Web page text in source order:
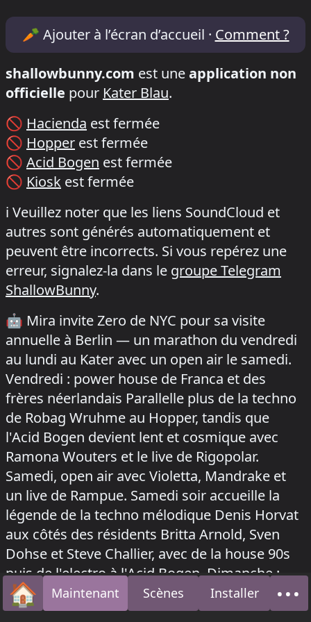
Lineup & Timetable for Mira presents:
🥕 Ajouter à l’écran d’accueil · Comment ?
shallowbunny.com est uneapplication non
officielle pour Kater Blau.
🚫 Hacienda est fermée
🚫 Hopper est fermée
🚫 Acid Bogen est fermée
🚫 Kiosk est fermée
ℹ️ Veuillez noter que les liens SoundCloud et
autres sont générés automatiquement et
peuvent être incorrects. Si vous repérez une
erreur, signalez-la dans le groupe Telegram
ShallowBunny.
🤖 Mira invite Zero de NYC pour sa visite
annuelle à Berlin — un marathon du vendredi
au lundi au Kater avec un open air le samedi.
Vendredi : power house de Franca et des
frères néerlandais Parallelle plus de la techno
de Robag Wruhme au Hopper, tandis que
l'Acid Bogen devient lent et cosmique avec
Ramona Wouters et le live de Rigopolar.
Samedi, open air avec Violetta, Mandrake et
un live de Rampue. Samedi soir accueille la
légende de la techno mélodique Denis Horvat
aux côtés des résidents Britta Arnold, Sven
Dohse et Steve Challier, avec de la house 90s
puis de l'electro à l'Acid Bogen. Dimanche :
Geju, Patrice Bäumel et Kotoe avant une
clôture prolongée de Mimi Love b2b Mira. Prix
🏠AccueilMaintenant Scènes Installer •••
À